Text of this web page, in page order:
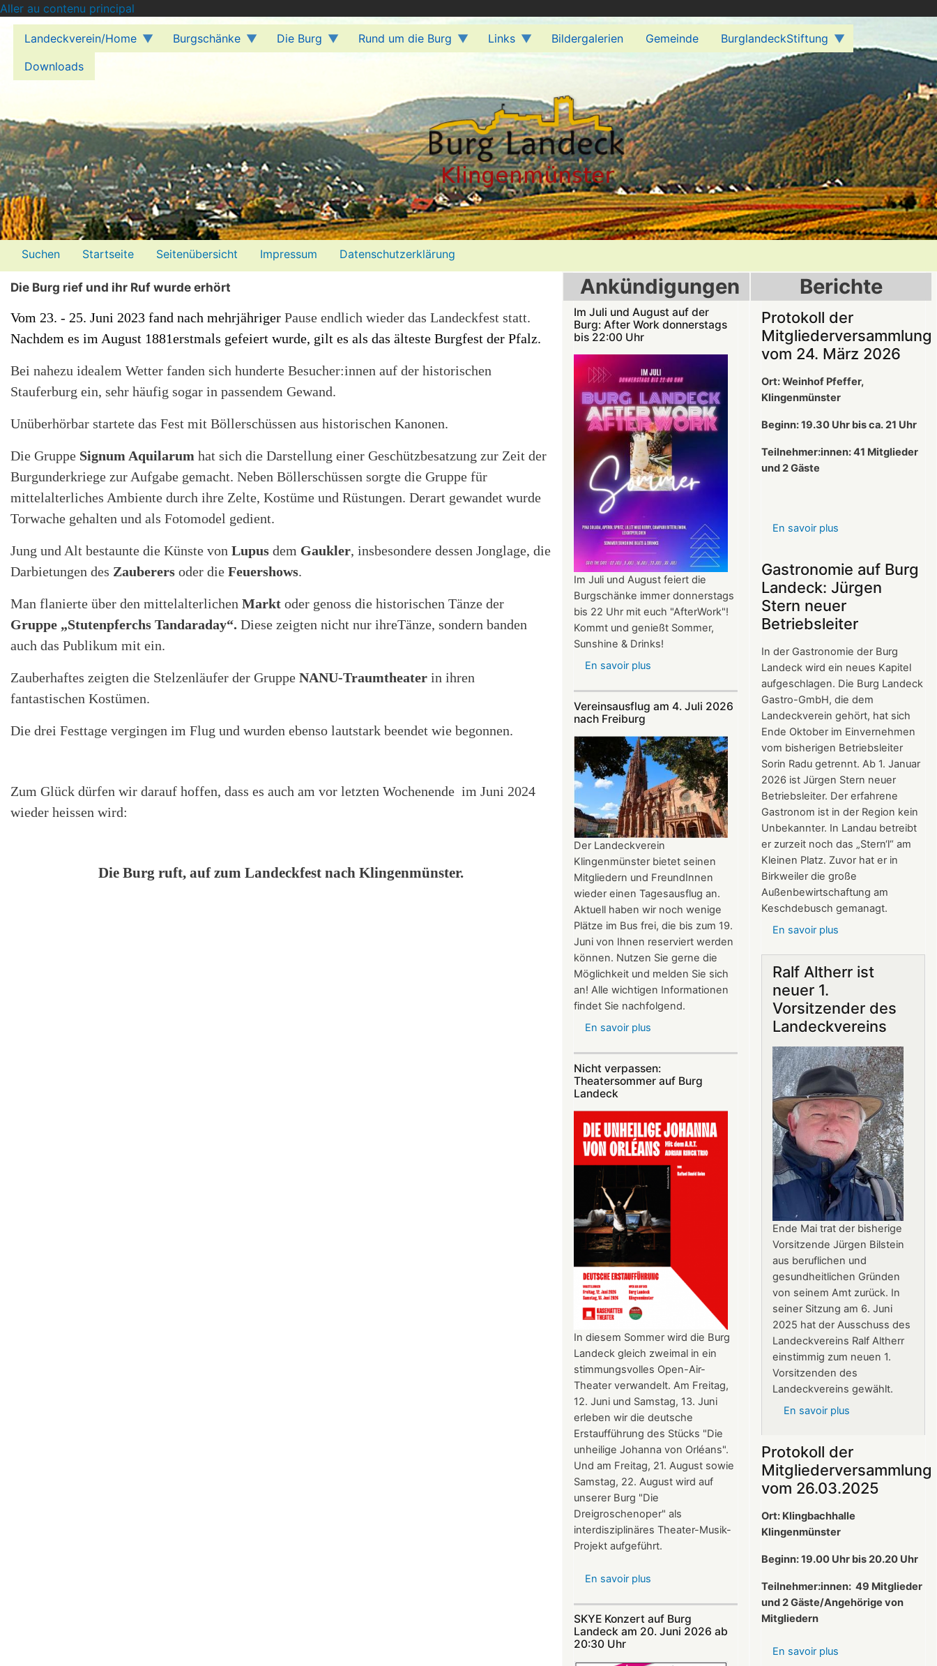
Aller au contenu principal
Landeckverein/Home Burgschänke Die Burg Rund um die Burg Links Bildergalerien Gemeinde
BurglandeckStiftung
Downloads
Menü2
Suchen Startseite Seitenübersicht Impressum Datenschutzerklärung
Die Burg rief und ihr Ruf wurde erhört
Vom 23. - 25. Juni 2023 fand nach mehrjähriger Pause endlich wieder das Landeckfest statt.
Nachdem es im August 1881erstmals gefeiert wurde, gilt es als das älteste Burgfest der Pfalz.
Bei nahezu idealem Wetter fanden sich hunderte Besucher:innen auf der historischen
Stauferburg ein, sehr häufig sogar in passendem Gewand.
Unüberhörbar startete das Fest mit Böllerschüssen aus historischen Kanonen.
Die Gruppe Signum Aquilarum hat sich die Darstellung einer Geschützbesatzung zur Zeit der
Burgunderkriege zur Aufgabe gemacht. Neben Böllerschüssen sorgte die Gruppe für
mittelalterliches Ambiente durch ihre Zelte, Kostüme und Rüstungen. Derart gewandet wurde
Torwache gehalten und als Fotomodel gedient.
Jung und Alt bestaunte die Künste von Lupus dem Gaukler, insbesondere dessen Jonglage, die
Darbietungen des Zauberers oder die Feuershows.
Man flanierte über den mittelalterlichen Markt oder genoss die historischen Tänze der
Gruppe „Stutenpferchs Tandaraday“. Diese zeigten nicht nur ihreTänze, sondern banden
auch das Publikum mit ein.
Zauberhaftes zeigten die Stelzenläufer der Gruppe NANU-Traumtheater in ihren
fantastischen Kostümen.
Die drei Festtage vergingen im Flug und wurden ebenso lautstark beendet wie begonnen.
Zum Glück dürfen wir darauf hoffen, dass es auch am vor letzten Wochenende im Juni 2024
wieder heissen wird:
Die Burg ruft, auf zum Landeckfest nach Klingenmünster.
Ankündigungen
Im Juli und August auf der
Burg: After Work donnerstags
bis 22:00 Uhr
Im Juli und August feiert die
Burgschänke immer donnerstags
bis 22 Uhr mit euch "AfterWork"!
Kommt und genießt Sommer,
Sunshine & Drinks!
En savoir plus
und
auf
der
Burg:
After
Work
donnerstags
bis
22:00
Uhr
Vereinsausflug am 4. Juli 2026
nach Freiburg
Der Landeckverein
Klingenmünster bietet seinen
Mitgliedern und FreundInnen
wieder einen Tagesausflug an.
Aktuell haben wir noch wenige
Plätze im Bus frei, die bis zum 19.
Juni von Ihnen reserviert werden
können. Nutzen Sie gerne die
Möglichkeit und melden Sie sich
an! Alle wichtigen Informationen
findet Sie nachfolgend.
En savoir plus
4.
2026
nach
Freiburg
Nicht verpassen:
Theatersommer auf Burg
Landeck
In diesem Sommer wird die Burg
Landeck gleich zweimal in ein
stimmungsvolles Open-Air-
Theater verwandelt. Am Freitag,
12. Juni und Samstag, 13. Juni
erleben wir die deutsche
Erstaufführung des Stücks "Die
unheilige Johanna von Orléans".
Und am Freitag, 21. August sowie
Samstag, 22. August wird auf
unserer Burg "Die
Dreigroschenoper" als
interdisziplinäres Theater-Musik-
Projekt aufgeführt.
En savoir plus
Theatersommer
SKYE Konzert auf Burg
Landeck am 20. Juni 2026 ab
20:30 Uhr​​​​​​​​​​​​​​
Berichte
Protokoll der
Mitgliederversammlung
vom 24. März 2026
Ort: Weinhof Pfeffer,
Klingenmünster
Beginn: 19.30 Uhr bis ca. 21 Uhr
Teilnehmer:innen: 41 Mitglieder
und 2 Gäste
En savoir plus
der
vom
24.
März
Gastronomie auf Burg
Landeck: Jürgen
Stern neuer
Betriebsleiter
In der Gastronomie der Burg
Landeck wird ein neues Kapitel
aufgeschlagen. Die Burg Landeck
Gastro-GmbH, die dem
Landeckverein gehört, hat sich
Ende Oktober im Einvernehmen
vom bisherigen Betriebsleiter
Sorin Radu getrennt. Ab 1. Januar
2026 ist Jürgen Stern neuer
Betriebsleiter. Der erfahrene
Gastronom ist in der Region kein
Unbekannter. In Landau betreibt
er zurzeit noch das „Stern‘l“ am
Kleinen Platz. Zuvor hat er in
Birkweiler die große
Außenbewirtschaftung am
Keschdebusch gemanagt.
En savoir plus
Burg
Jürgen
Stern
Betriebsleiter
Ralf Altherr ist
neuer 1.
Vorsitzender des
Landeckvereins
Ende Mai trat der bisherige
Vorsitzende Jürgen Bilstein
aus beruflichen und
gesundheitlichen Gründen
von seinem Amt zurück. In
seiner Sitzung am 6. Juni
2025 hat der Ausschuss des
Landeckvereins Ralf Altherr
einstimmig zum neuen 1.
Vorsitzenden des
Landeckvereins gewählt.
En savoir plus
ist
neuer
1.
des
Protokoll der
Mitgliederversammlung
vom 26.03.2025
Ort: Klingbachhalle
Klingenmünster
Beginn: 19.00 Uhr bis 20.20 Uhr
Teilnehmer:innen: 49 Mitglieder
und 2 Gäste/Angehörige von
Mitgliedern
En savoir plus